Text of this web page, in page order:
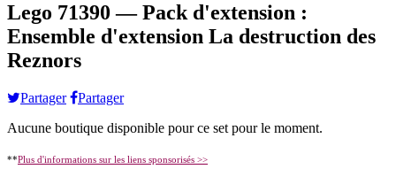
Lego 71390 — Pack d'extension :
Ensemble d'extension La destruction des
Reznors
Partager
Partager
Aucune boutique disponible pour ce set pour le moment.
**Plus d'informations sur les liens sponsorisés >>